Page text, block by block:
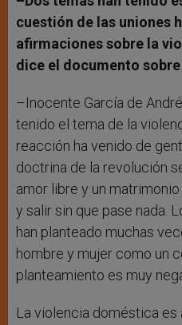
cuestión de las uniones
afirmaciones sobre la
dice el documento
–Inocente García de
tenido el tema de la
reacción ha venido de
doctrina de la revolución
amor libre y un
y salir sin que pase nada.
han planteado muchas
hombre y mujer como un
planteamiento es muy
La violencia doméstica es